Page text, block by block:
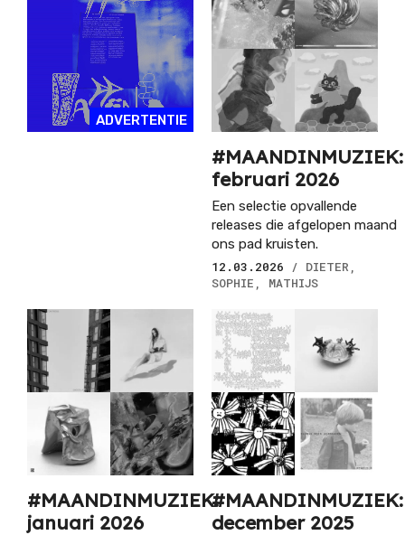
ADVERTENTIE
#MAANDINMUZIEK:
februari 2026
Een selectie opvallende
releases die afgelopen maand
ons pad kruisten.
12.03.2026
/ DIETER,
SOPHIE, MATHIJS
#MAANDINMUZIEK:
januari 2026
#MAANDINMUZIEK:
december 2025